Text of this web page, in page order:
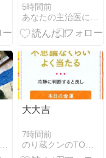
ラブ真栄田～
5時間前
あなたの主治医になりたいです。
ひまわり福祉会〜ＫＥＹ ＤＯ Ｉ ＬＩＫＥ〜
大大吉
7時間前